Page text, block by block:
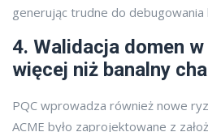
generując trudne do debugowania
4. Walidacja domen
więcej niż banalny
PQC wprowadza również nowe
ACME było zaprojektowane z